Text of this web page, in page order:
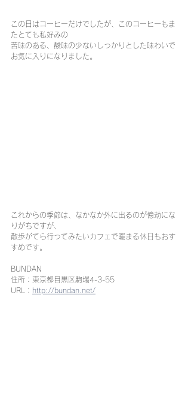
この日はコーヒーだけでしたが、このコーヒーもま
たとても私好みの
苦味のある、酸味の少ないしっかりとした味わいで
お気に入りになりました。
これからの季節は、なかなか外に出るのが億劫にな
りがちですが、
散歩がてら行ってみたいカフェで暖まる休日もおす
すめです。
BUNDAN
住所：東京都目黒区駒場4-3-55
URL： http://bundan.net/